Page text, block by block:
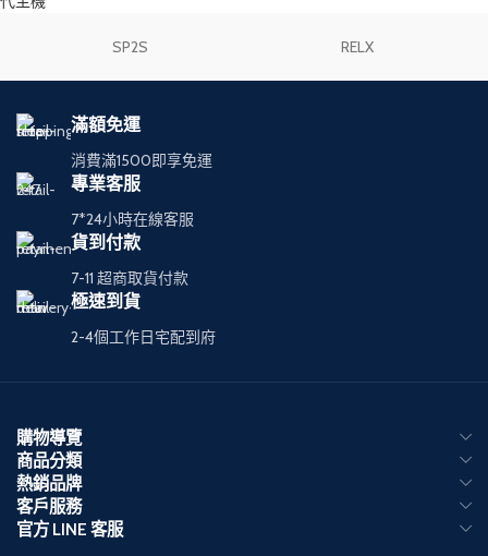
SP2S RELX
滿額免運
消費滿1500即享免運
專業客服
7*24小時在線客服
貨到付款
7-11 超商取貨付款
極速到貨
2-4個工作日宅配到府
購物導覽
商品分類
熱銷品牌
客戶服務
官方 LINE 客服